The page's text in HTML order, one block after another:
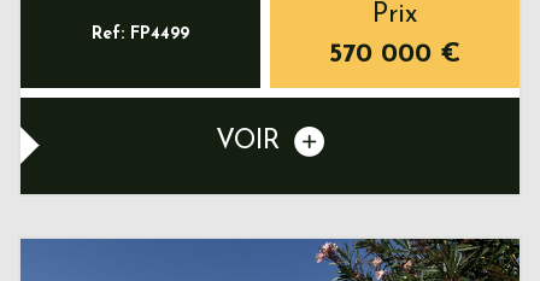
Ref: FP4499
Prix
570 000 €
VOIR